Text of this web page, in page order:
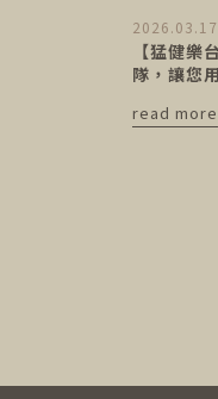
2026.03.17
【猛健樂
隊，讓您
read more